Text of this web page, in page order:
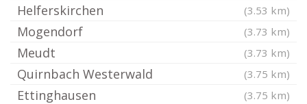
Helferskirchen (3.53 km)
Mogendorf (3.73 km)
Meudt (3.73 km)
Quirnbach Westerwald (3.75 km)
Ettinghausen (3.75 km)